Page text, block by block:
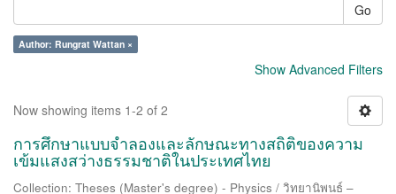
Go
Author: Rungrat Wattan ×
Show Advanced Filters
Now showing items 1-2 of 2
การศึกษาแบบจำลองและลักษณะทางสถิติของความ
เข้มแสงสว่างธรรมชาติในประเทศไทย
Collection: Theses (Master's degree) - Physics / วิทยานิพนธ์ –